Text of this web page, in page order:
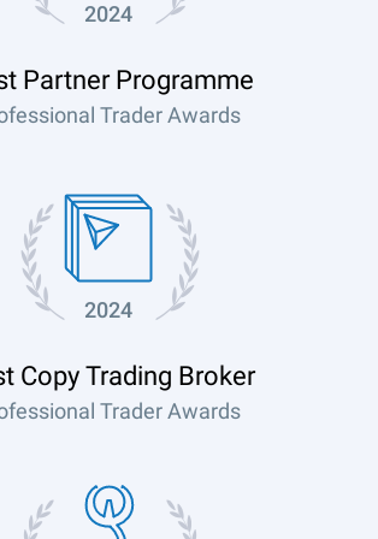
2024
Partner Programme
Trader Awards
2024
Copy Trading Broker
Trader Awards